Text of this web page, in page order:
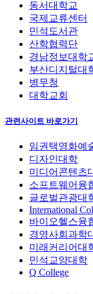
동서대학교
국제교류센터
민석도서관
산학협력단
경남정보대학
부산디지털대
병무청
대학교회
관련사이트 바로가기
임권택영화예
디자인대학
미디어콘텐츠
소프트웨어융
글로벌관광대
International
바이오헬스융
경영사회과학
미래커리어대
민석교양대학
Q College